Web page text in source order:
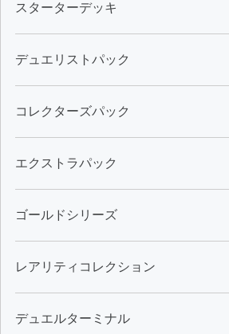
スターターデッキ
デュエリストパック
コレクターズパック
エクストラパック
ゴールドシリーズ
レアリティコレクション
デュエルターミナル